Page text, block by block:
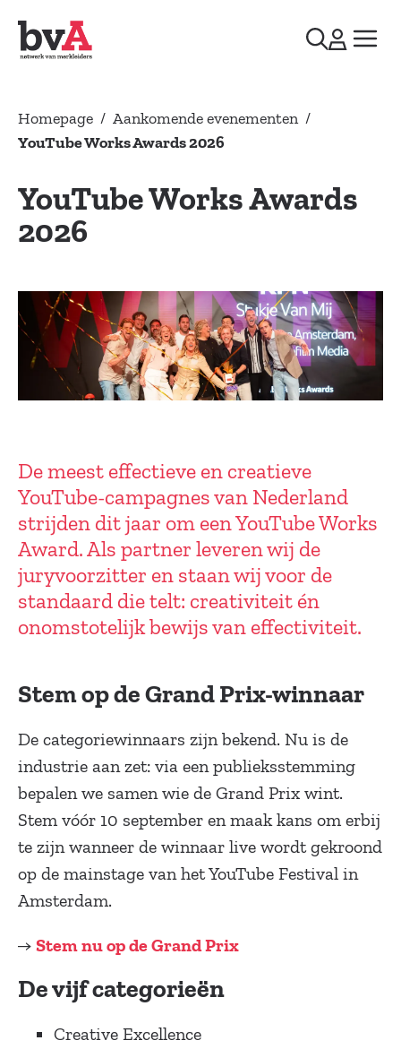
Homepage / Aankomende evenementen /
YouTube Works Awards 2026
YouTube Works Awards
2026
De meest effectieve en creatieve
YouTube-campagnes van Nederland
strijden dit jaar om een YouTube Works
Award. Als partner leveren wij de
juryvoorzitter en staan wij voor de
standaard die telt: creativiteit én
onomstotelijk bewijs van effectiviteit.
Stem op de Grand Prix-winnaar
De categoriewinnaars zijn bekend. Nu is de
industrie aan zet: via een publieksstemming
bepalen we samen wie de Grand Prix wint.
Stem vóór 10 september en maak kans om erbij
te zijn wanneer de winnaar live wordt gekroond
op de mainstage van het YouTube Festival in
Amsterdam.
→ Stem nu op de Grand Prix
De vijf categorieën
Creative Excellence